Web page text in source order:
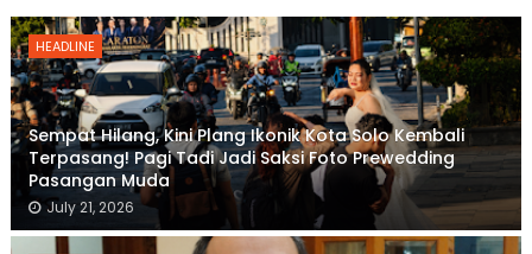
HEADLINE
Sempat Hilang, Kini Plang Ikonik Kota Solo Kembali
Terpasang! Pagi Tadi Jadi Saksi Foto Prewedding
Pasangan Muda
July 21, 2026